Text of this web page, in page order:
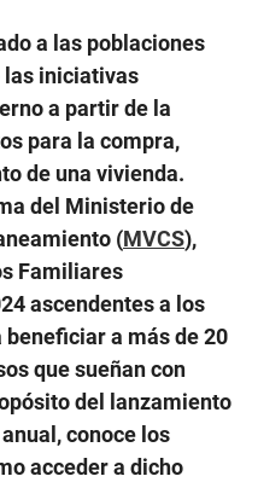
a las poblaciones
las iniciativas
a partir de la
para la compra,
de una vivienda.
del Ministerio de
(MVCS),
Familiares
ascendentes a los
a más de 20
que sueñan con
del lanzamiento
conoce los
acceder a dicho